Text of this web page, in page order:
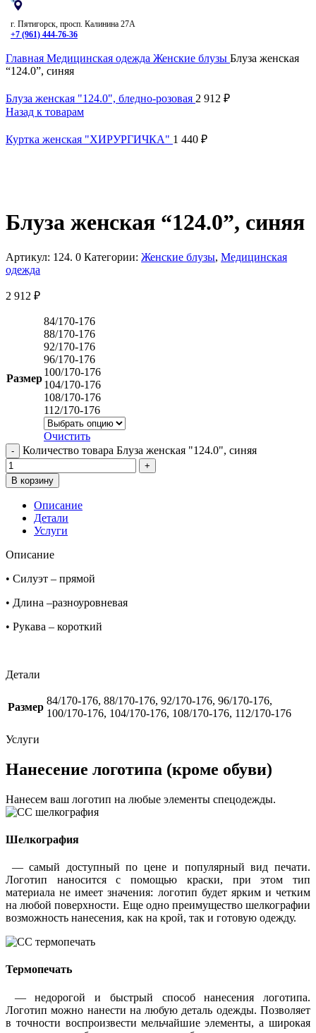
г. Пятигорск, просп. Калинина 27А
+7 (961) 444-76-36
Главная Медицинская одежда Женские блузы Блуза женская
“124.0”, синяя
Блуза женская "124.0", бледно-розовая 2 912 ₽
Назад к товарам
Куртка женская "ХИРУРГИЧКА" 1 440 ₽
Блуза женская “124.0”, синяя
Артикул: 124. 0 Категории: Женские блузы, Медицинская
одежда
2 912 ₽
Размер
84/170-176
88/170-176
92/170-176
96/170-176
100/170-176
104/170-176
108/170-176
112/170-176
Очистить
Количество товара Блуза женская "124.0", синяя
В корзину
Описание
Детали
Услуги
Описание
• Силуэт – прямой
• Длина –разноуровневая
• Рукава – короткий
Детали
Размер
84/170-176, 88/170-176, 92/170-176, 96/170-176,
100/170-176, 104/170-176, 108/170-176, 112/170-176
Услуги
Нанесение логотипа (кроме обуви)
Нанесем ваш логотип на любые элементы спецодежды.
Шелкография
— самый доступный по цене и популярный вид печати.
Логотип наносится с помощью краски, при этом тип
материала не имеет значения: логотип будет ярким и четким
на любой поверхности. Еще одно преимущество шелкографии
возможность нанесения, как на крой, так и готовую одежду.
Термопечать
— недорогой и быстрый способ нанесения логотипа.
Логотип можно нанести на любую деталь одежды. Позволяет
в точности воспроизвести мельчайшие элементы, а широкая